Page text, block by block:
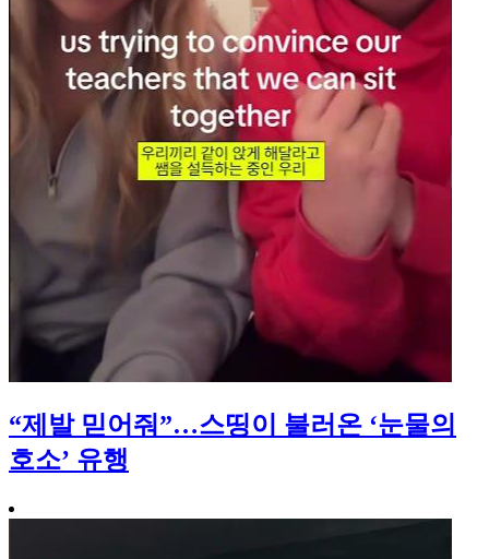
“제발 믿어줘”…스띵이 불러온 ‘눈물의
호소’ 유행